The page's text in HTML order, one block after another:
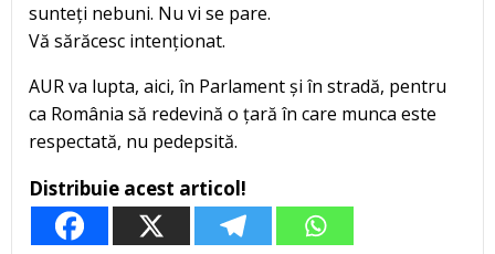
sunteți nebuni. Nu vi se pare.
Vă sărăcesc intenționat.
AUR va lupta, aici, în Parlament și în stradă, pentru
ca România să redevină o țară în care munca este
respectată, nu pedepsită.
Distribuie acest articol!